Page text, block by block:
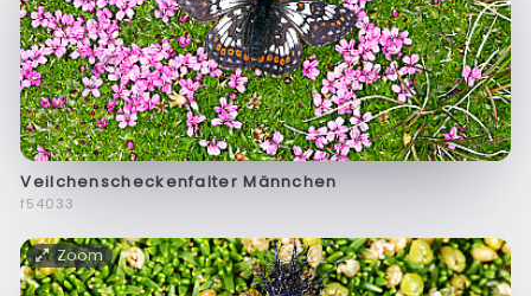
Veilchenscheckenfalter Männchen
f54033
Zoom